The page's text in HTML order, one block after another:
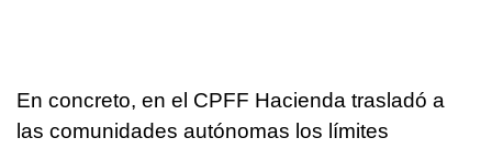
En concreto, en el CPFF Hacienda trasladó a
las comunidades autónomas los límites